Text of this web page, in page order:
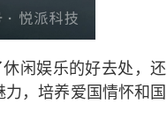
闲娱乐的好去处，还
，培养爱国情怀和国